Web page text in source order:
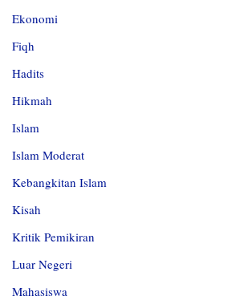
Ekonomi
Fiqh
Hadits
Hikmah
Islam
Islam Moderat
Kebangkitan Islam
Kisah
Kritik Pemikiran
Luar Negeri
Mahasiswa